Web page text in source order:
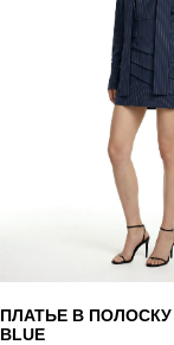
ПЛАТЬЕ В
BLUE